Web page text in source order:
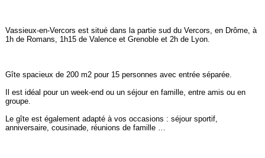
Vassieux-en-Vercors est situé dans la partie sud du Vercors, en Drôme, à
1h de Romans, 1h15 de Valence et Grenoble et 2h de Lyon.
Gîte spacieux de 200 m2 pour 15 personnes avec entrée séparée.
Il est idéal pour un week-end ou un séjour en famille, entre amis ou en
groupe.
Le gîte est également adapté à vos occasions : séjour sportif,
anniversaire, cousinade, réunions de famille …